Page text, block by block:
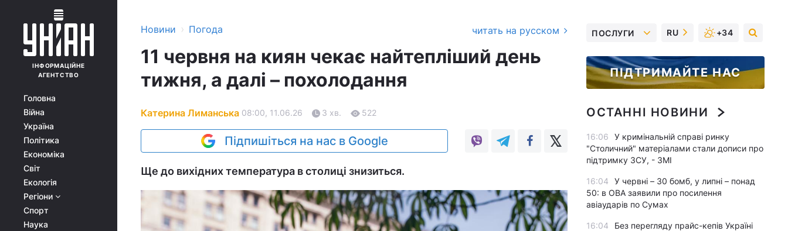
ІНФОРМАЦІЙНЕ
АГЕНТСТВО
Головна
Війна
Україна
Політика
Економіка
Світ
Екологія
Регіони
Спорт
Наука
Новини › Погода читать на русском
11 червня на киян чекає найтепліший день
тижня, а далі – похолодання
Катерина Лиманська 08:00, 11.06.26 3 хв. 522
Підпишіться на нас в Google
Ще до вихідних температура в столиці знизиться.
ПОСЛУГИ RU +34
ПІДТРИМАЙТЕ НАС
ОСТАННІ НОВИНИ
16:06
У кримінальній справі ринку
"Столичний" матеріалами стали дописи про
підтримку ЗСУ, - ЗМІ
16:04
У червні – 30 бомб, у липні – понад
50: в ОВА заявили про посилення
авіаударів по Сумах
16:04
Без перегляду прайс-кепів Україні